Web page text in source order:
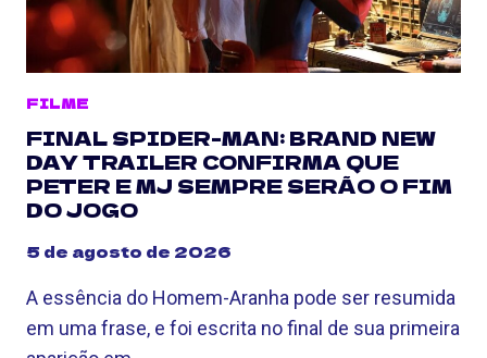
FILME
FINAL SPIDER-MAN: BRAND NEW
DAY TRAILER CONFIRMA QUE
PETER E MJ SEMPRE SERÃO O FIM
DO JOGO
5 de agosto de 2026
A essência do Homem-Aranha pode ser resumida
em uma frase, e foi escrita no final de sua primeira